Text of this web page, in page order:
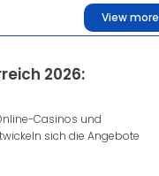
View more
2026:
Casinos und
sich die Angebote